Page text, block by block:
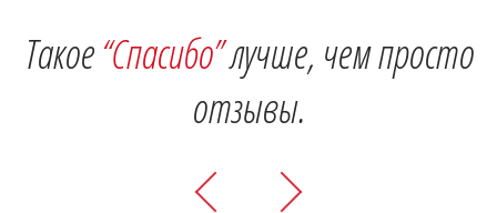
Такое“Спасибо”лучше, чем просто
отзывы.